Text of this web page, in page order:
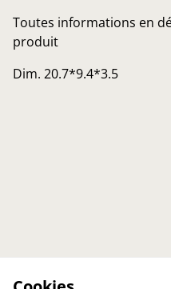
Toutes informations en
produit
Dim. 20.7*9.4*3.5